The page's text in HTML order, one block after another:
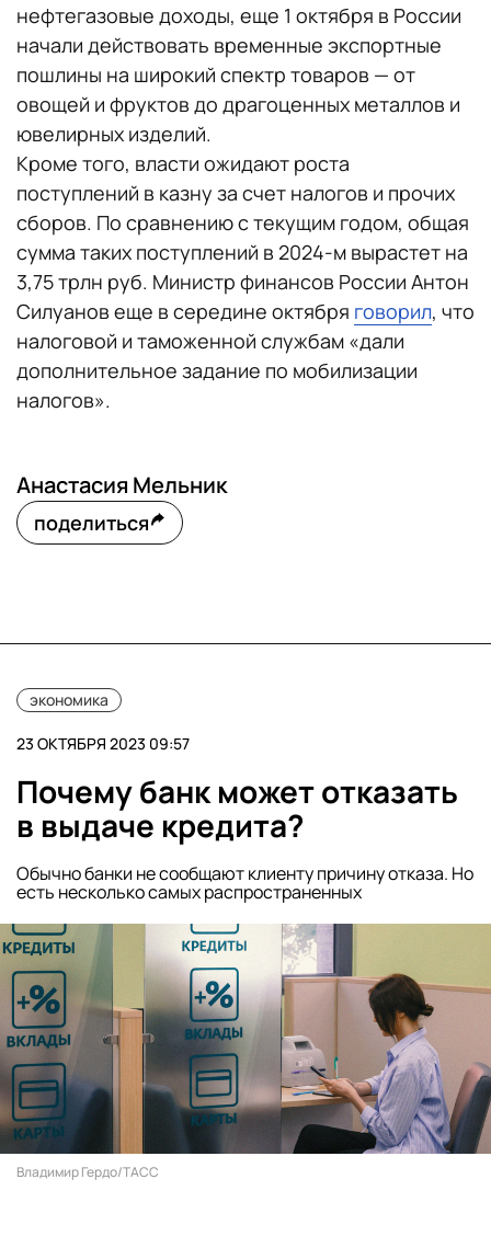
нефтегазовые доходы, еще 1 октября в России
начали действовать временные экспортные
пошлины на широкий спектр товаров — от
овощей и фруктов до драгоценных металлов и
ювелирных изделий.
Кроме того, власти ожидают роста
поступлений в казну за счет налогов и прочих
сборов. По сравнению с текущим годом, общая
сумма таких поступлений в 2024-м вырастет на
3,75 трлн руб. Министр финансов России Антон
Силуанов еще в середине октября говорил, что
налоговой и таможенной службам «дали
дополнительное задание по мобилизации
налогов».
Анастасия Мельник
поделиться
экономика
23 ОКТЯБРЯ 2023 09:57
Почему банк может отказать
в выдаче кредита?
Обычно банки не сообщают клиенту причину отказа. Но
есть несколько самых распространенных
Владимир Гердо/ТАСС